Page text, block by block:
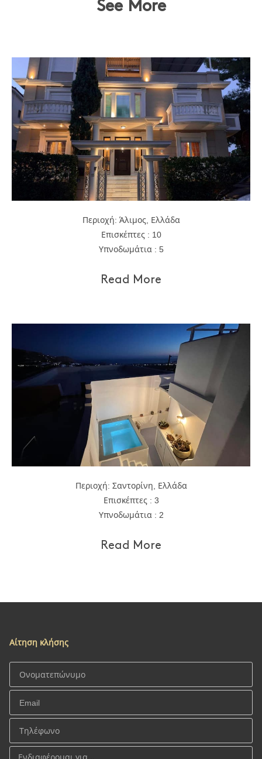
See More
Περιοχή: Άλιμος, Ελλάδα
Επισκέπτες : 10
Υπνοδωμάτια : 5
Read More
Περιοχή: Σαντορίνη, Ελλάδα
Επισκέπτες : 3
Υπνοδωμάτια : 2
Read More
Αίτηση κλήσης